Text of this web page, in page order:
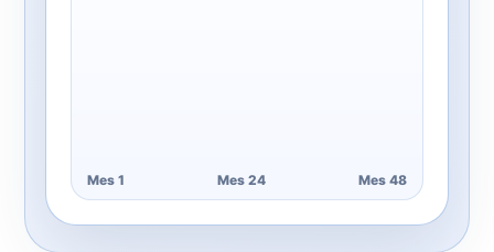
Mes 1 Mes 24 Mes 48